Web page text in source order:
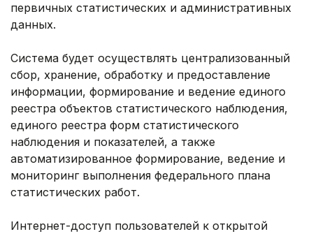
первичных статистических и административных
данных.
Система будет осуществлять централизованный
сбор, хранение, обработку и предоставление
информации, формирование и ведение единого
реестра объектов статистического наблюдения,
единого реестра форм статистического
наблюдения и показателей, а также
автоматизированное формирование, ведение и
мониторинг выполнения федерального плана
статистических работ.
Интернет-доступ пользователей к открытой